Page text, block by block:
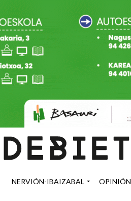
NERVIÓN-IBAIZABAL OPINIÓN